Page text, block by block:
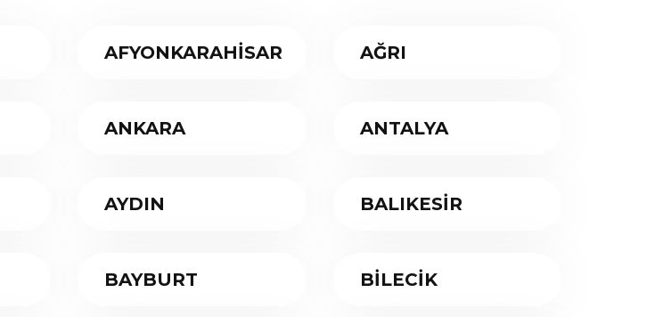
AFYONKARAHİSAR AĞRI
ANKARA ANTALYA
AYDIN BALIKESİR
BAYBURT BİLECİK